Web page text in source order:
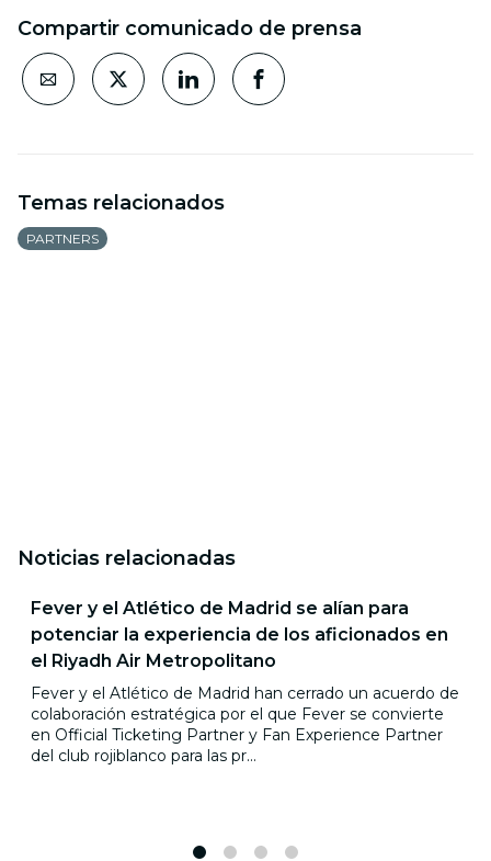
Compartir comunicado de prensa
Temas relacionados
PARTNERS
Noticias relacionadas
Fever y el Atlético de Madrid se alían para
potenciar la experiencia de los aficionados en
el Riyadh Air Metropolitano
Fever y el Atlético de Madrid han cerrado un acuerdo de
colaboración estratégica por el que Fever se convierte
en Official Ticketing Partner y Fan Experience Partner
del club rojiblanco para las pr...